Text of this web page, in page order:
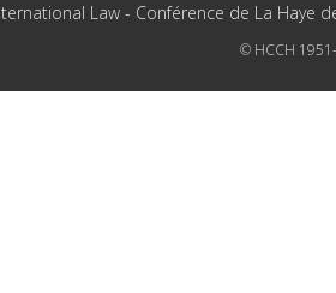
Law - Conférence de La
© HCCH